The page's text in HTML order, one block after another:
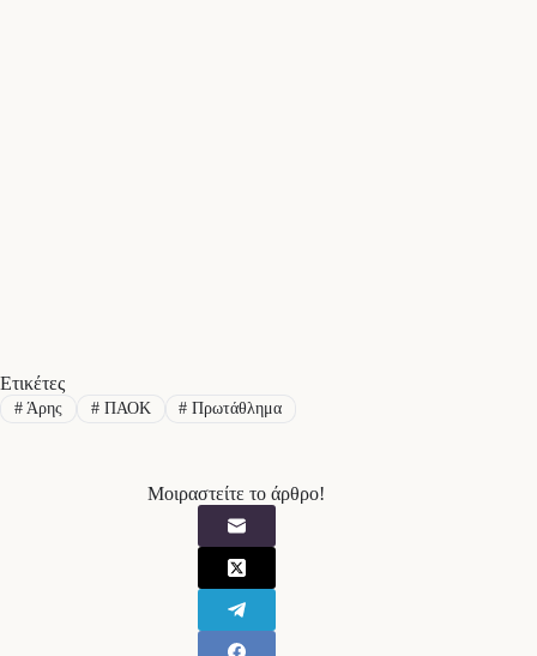
Ετικέτες
#Άρης #ΠΑΟΚ # Πρωτάθλημα
Μοιραστείτε το άρθρο!